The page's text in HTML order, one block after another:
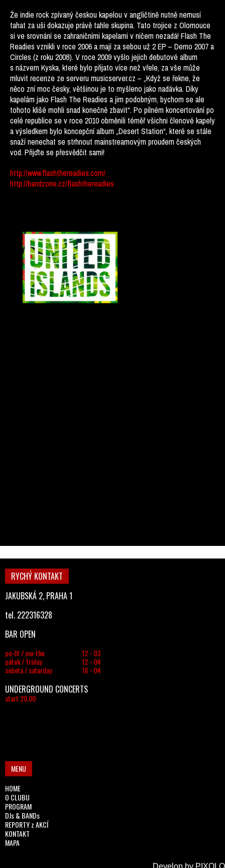
Že indie rock zpívaný českou kapelou v angličtině nutně nemusí
tahat za uši dokazuje právě tahle skupina. Tato trojice z Olomouce
si ve srovnání se zahraničními kapelami v ničem nezadá! Flash The
Readies vznikli v roce 2006 a mají za sebou už 2 EP – Demo 2007 a
Circles (z roku 2008). V roce 2009 vyšlo jejich debutové album
s názvem Kyska, které bylo přijato více než vřele, za vše může
mluvit recenze ze serveru musicserver.cz – „Když se řekne, že
něco zní moc česky, většinou je to myšleno jako nadávka. Díky
kapelám jako Flash The Readies a jim podobným, bychom se ale
tohoto klišé mohli snad konečně zbavit“.Po pilném koncertování po
celé republice se v roce 2010 obměnili téměř všichni členové kapely
a výsledkem bylo koncepční album „Desert Station“, které se stále
snaží nenechat se strhnout mainstreamovým proudem českých
vod. Přijďte se přesvědčit sami!
http://www.flashthereadies.com/
http://bandzone.cz/flashthereadies
RYCHÝ KONTAKT
JAKUBSKÁ 2, PRAHA 1
tel. 222316328
BAR OPEN
po-čt / mo-thu
12 - 03
pátek / friday
12 - 04
sobota / saturday
16 - 04
UNDERGROUND CONCERTS
start 20.00
MENU
HOME
O CLUBU
PROGRAM
DJs & BANDs
REPORTY z AKCÍ
KONTAKT
MAPA
Develop by PIXOLO